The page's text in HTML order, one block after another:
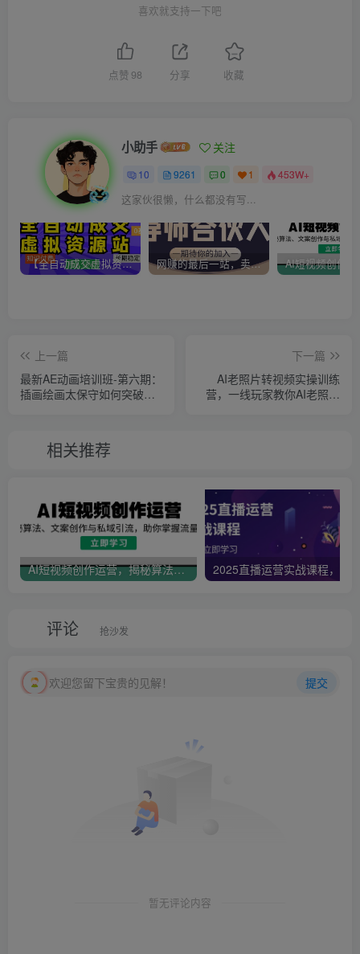
喜欢就支持一下吧
点赞 98 分享 收藏
小助手 关注
10 9261 0 1 453W+
这家伙很懒，什么都没有写...
【全自动成交虚拟资源站】站长唯一陪跑项目！月入10W+~长期稳定~ 网赚的最后一站，卖项目！做网赚顶级猎食者~
上一篇
最新AE动画培训班-第六期：
插画绘画太保守如何突破
下一篇
AI老照片转视频实操训练
营，一线玩家教你AI老照片
相关推荐
AI短视频创作运营，揭秘算法、文案创作与私域引流，助你掌握流量密码
评论 抢沙发
欢迎您留下宝贵的见解！ 提交
暂无评论内容